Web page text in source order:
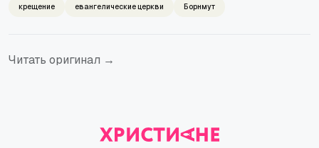
крещение евангелические церкви Борнмут
Читать оригинал →